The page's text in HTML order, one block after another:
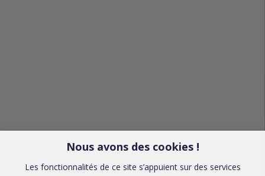
Nous avons des cookies !
Les fonctionnalités de ce site s’appuient sur des services